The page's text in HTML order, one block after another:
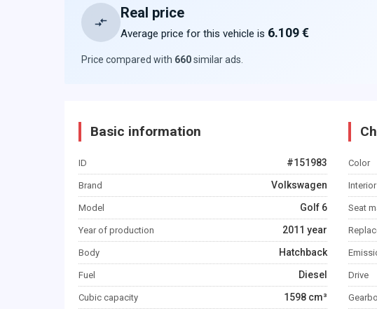
Real price
Average price for this vehicle is 6.109 €
Price compared with 660similar ads
Basic information
ID #151983
Brand Volkswagen
Model Golf 6
Year of production 2011 year
Body Hatchback
Fuel Diesel
Cubic capacity 1598 cm³
Color
Seat
Drive